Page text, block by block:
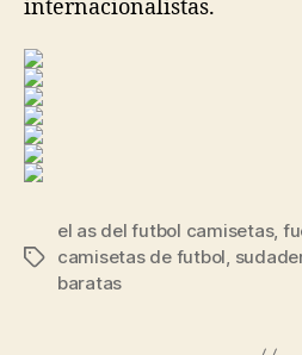
internacionalistas.
Etiquetas
el as del futbol camisetas,
camisetas de futbol,
baratas